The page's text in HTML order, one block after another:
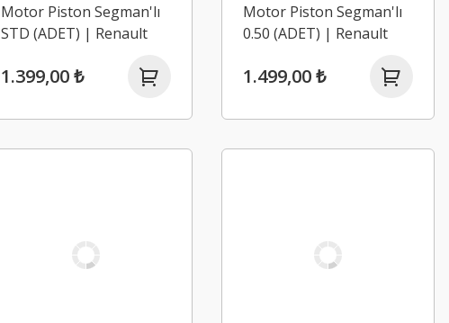
Motor Piston Segman'lı
STD (ADET) | Renault
16V D4F
1.399,00 ₺
Motor Piston Segman'lı
0.50 (ADET) | Renault
16V D4F
1.499,00 ₺